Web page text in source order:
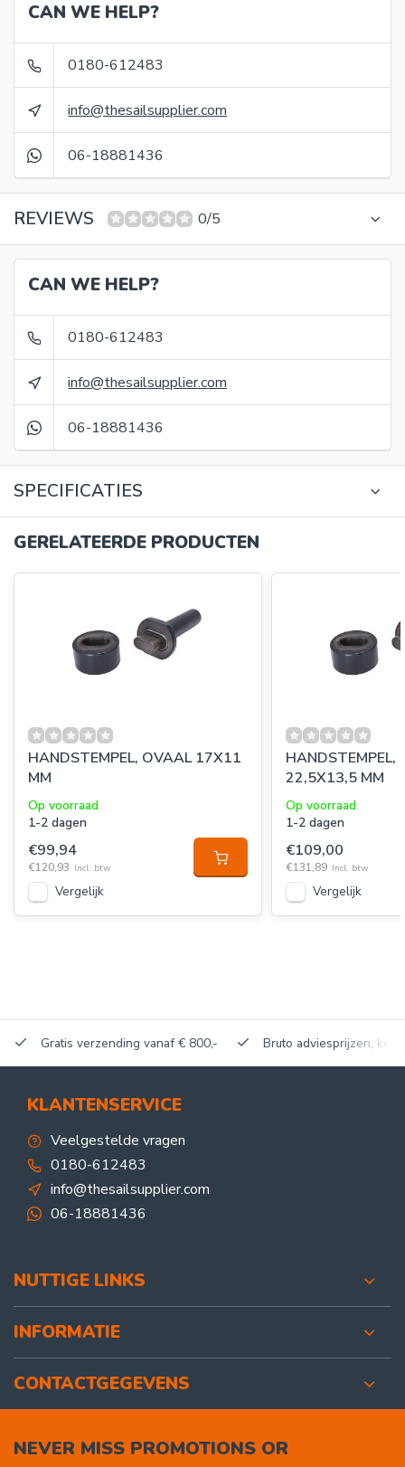
CAN WE HELP?
0180-612483
info@thesailsupplier.com
06-18881436
REVIEWS 0/5
CAN WE HELP?
0180-612483
info@thesailsupplier.com
06-18881436
SPECIFICATIES
GERELATEERDE PRODUCTEN
HANDSTEMPEL, OVAAL 17X11
MM
Op voorraad
1-2 dagen
€99,94
€120,93 Incl. btw
Vergelijk
HANDSTEMPEL,
22,5X13,5 MM
Op voorraad
1-2 dagen
€109,00
€131,89 Incl. btw
Vergelijk
Gratis verzending vanaf € 800,- Bruto adviesprijzen,
KLANTENSERVICE
Veelgestelde vragen
0180-612483
info@thesailsupplier.com
06-18881436
NUTTIGE LINKS
INFORMATIE
CONTACTGEGEVENS
NEVER MISS PROMOTIONS OR